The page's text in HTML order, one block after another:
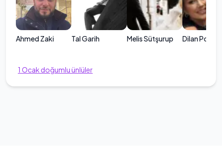
Ahmed Zaki Tal Garih Melis Sütşurup Dilan Polat
1 Ocak doğumlu ünlüler